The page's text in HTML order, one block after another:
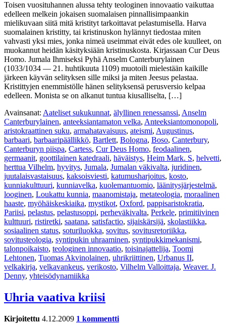
Toisen vuosituhannen alussa tehty teologinen innovaatio vaikuttaa
edelleen melkein jokaisen suomalaisen pinnallisimpaankin
mielikuvaan siitä mitä kristityt tarkoittavat pelastumisella. Harva
suomalainen kristitty, tai kristinuskon hylännyt tiedostaa miten
vahvasti yksi mies, jonka nimeä useimmat eivät edes ole kuulleet, on
muokannut heidän käsityksiään kristinuskosta. Kirjassaan Cur Deus
Homo. Jumala Ihmiseksi Pyhä Anselm Canterburylainen
(1033/1034 — 21. huhtikuuta 1109) muotoili mielestään kaikille
järkeen käyvän selityksen sille miksi ja miten Jeesus pelastaa.
Kristittyjen enemmistölle hänen selityksensä perusversio kelpaa
edelleen. Monista se on alkanut tuntua kiusalliselta, […]
Avainsanat: Aateliset sukukunnat, älyllinen renessanssi, Anselm
Canterburylainen, anteeksiantamaton velka, Anteeksiantomonopoli,
aristokraattinen suku, armahatavaisuus, ateismi, Augustinus,
barbaari, barbaaripäällikkö, Bartlett, Bologna, Boso, Canterbury,
Canterburyn piispa, Cartess, Cur Deus Homo, feodaalinen,
germaanit, goottilainen katedraali, häväistys, Heim Mark. S, helvetti,
herttua Vilhelm, hyvitys, Jumala, Jumalan väkivalta, juridinen,
juutalaisvastaisuus, kaksoisviesti, katumusharjoitus, kosto,
kunniakulttuuri, kunniavelka, kuolemantuomio, läänitysjärjestelmä,
looginen, Loukattu kunnia, maanomistaja, metateologia, moraalinen
haaste, myöhäiskeskiaika, mystikot, Oxford, pappisaristokratia,
Pariisi, pelastus, pelastusoppi, perheväkivalta, Perkele, primitiivinen
kulttuuri, ristiretki, saatana, satisfactio, sijaiskärsijä, skolastiikka,
sosiaalinen status, soturiluokka, sovitus, sovitusretoriikka,
sovitusteologia, syntipukin uhraaminen, syntipukkimekanismi,
talonpoikaisto, teologinen innovaatio, toisinajattelija, Toomi
Lehtonen, Tuomas Akvinolainen, uhrikriittinen, Urbanus II,
velkakirja, velkavankeus, verikosto, Vilhelm Valloittaja, Weaver. J.
Denny, yhteisödynamiikka
Uhria vaativa kriisi
Kirjoitettu 4.12.2009 1 kommentti